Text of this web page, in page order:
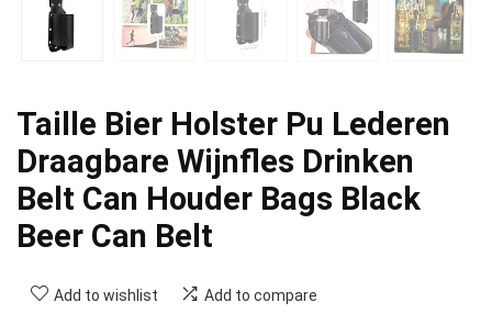
Taille Bier Holster Pu Lederen
Draagbare Wijnfles Drinken
Belt Can Houder Bags Black
Beer Can Belt
Add to wishlist Add to compare